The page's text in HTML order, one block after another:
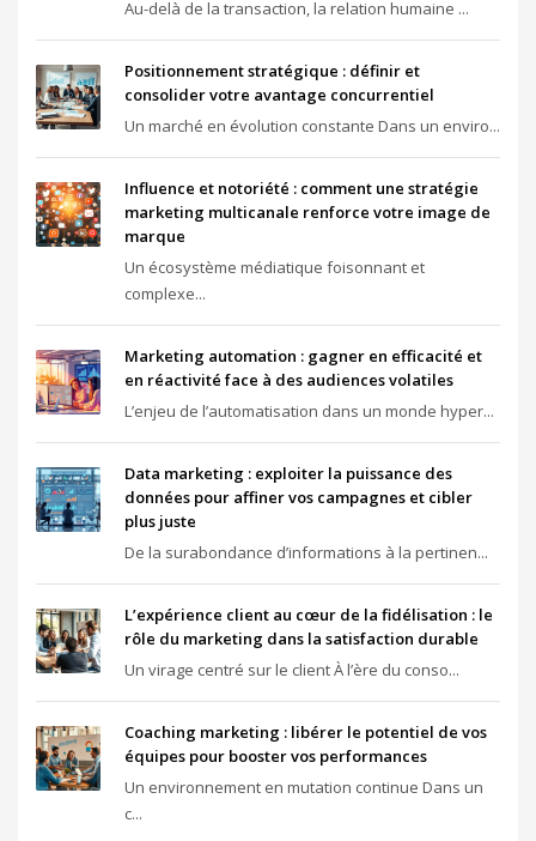
Au-delà de la transaction, la relation humaine ...
Positionnement stratégique : définir et
consolider votre avantage concurrentiel
Un marché en évolution constante Dans un enviro...
Influence et notoriété : comment une stratégie
marketing multicanale renforce votre image de
marque
Un écosystème médiatique foisonnant et
complexe...
Marketing automation : gagner en efficacité et
en réactivité face à des audiences volatiles
L’enjeu de l’automatisation dans un monde hyper...
Data marketing : exploiter la puissance des
données pour affiner vos campagnes et cibler
plus juste
De la surabondance d’informations à la pertinen...
L’expérience client au cœur de la fidélisation : le
rôle du marketing dans la satisfaction durable
Un virage centré sur le client À l’ère du conso...
Coaching marketing : libérer le potentiel de vos
équipes pour booster vos performances
Un environnement en mutation continue Dans un
c...